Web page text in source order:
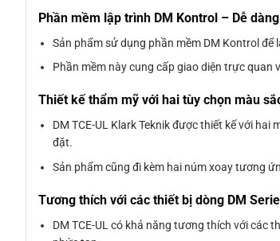
Phần mềm lập trình DM Kontrol – Dễ
Sản phẩm sử dụng phần mềm DM Kontrol
Phần mềm này cung cấp giao diện trực
Thiết kế thẩm mỹ với hai tùy chọn màu
DM TCE-UL Klark Teknik được thiết kế với
đặt.
Sản phẩm cũng đi kèm hai núm xoay tương
Tương thích với các thiết bị dòng DM
DM TCE-UL có khả năng tương thích với các